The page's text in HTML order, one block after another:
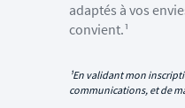
adaptés à vos
convient.¹
¹En validant mon
communications, et de